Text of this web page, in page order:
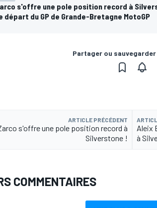
s'offre une pole position record à
départ du GP de Grande-Bretagne MotoGP
Partager ou
ARTICLE PRÉCÉDENT
s'offre une pole position record à
Silverstone !
Aleix
à
COMMENTAIRES